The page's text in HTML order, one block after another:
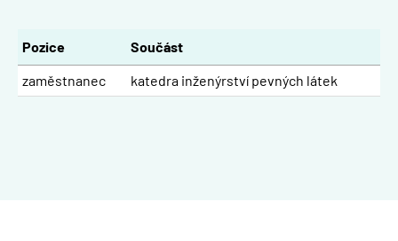
Pozice
Součást
zaměstnanec
katedra inženýrství pevných látek